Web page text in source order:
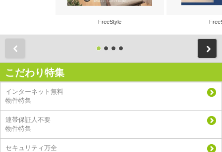
FreeStyle
こだわり特集
インターネット無料
物件特集
連帯保証人不要
物件特集
セキュリティ万全